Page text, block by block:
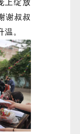
上绽放
谢叔叔
温。